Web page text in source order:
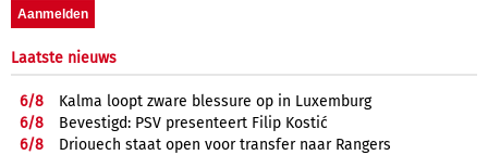
Laatste nieuws
6/8
Kalma loopt zware blessure op in Luxemburg
6/8
Bevestigd: PSV presenteert Filip Kostić
6/8
Driouech staat open voor transfer naar Rangers